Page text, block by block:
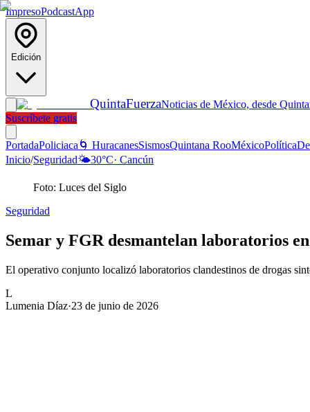
ImpresoPodcastApp
Edición
QuintaFuerzaNoticias de México, desde
Suscríbete gratis
PortadaPoliciaca 🌀 HuracanesSismosQuintana RooMéxicoPolítica
Inicio/Seguridad🌤️30°C· Cancún
Foto: Luces del Siglo
Seguridad
Semar y FGR desmantelan laboratorios en
El operativo conjunto localizó laboratorios clandestinos de drogas
L
Lumenia Díaz·23 de junio de 2026